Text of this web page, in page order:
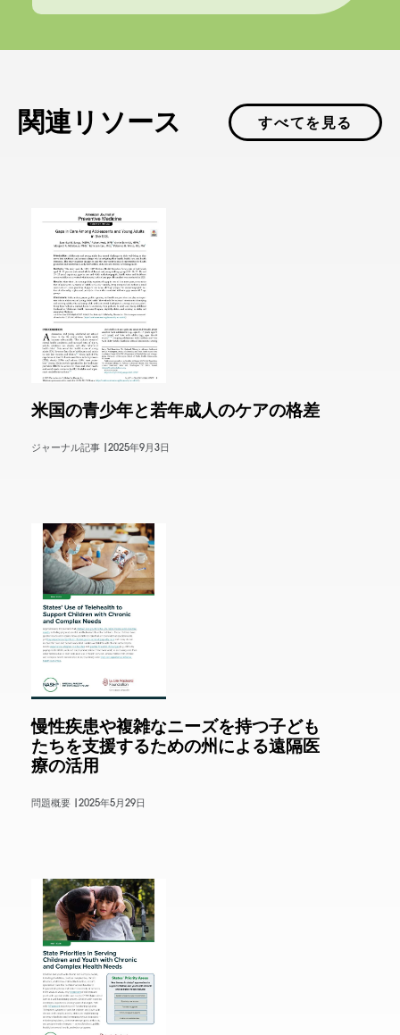
関連リソース すべてを見る
米国の青少年と若年成人のケアの格差
ジャーナル記事 | 2025年9月3日
慢性疾患や複雑なニーズを持つ子ども
たちを支援するための州による遠隔医
療の活用
問題概要 | 2025年5月29日